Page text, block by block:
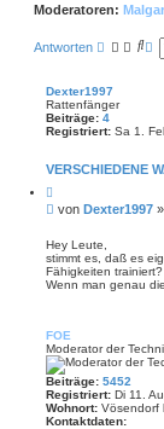
Moderatoren:
Antworten
S E
e
e
u
c
Dexter1997
Rattenfänger
Beiträge: 4
Registriert: Sa 1.
VERSCHIEDENE
i
t
e
r
e
n
B
i
t
r
a
von Dexter1997 »
Hey Leute,
stimmt es, daß es
Fähigkeiten trainiert?
Wenn man genau
FOE
Moderator der
Beiträge: 5452
Registriert: Di 11.
Wohnort: Vösendorf
Kontaktdaten: